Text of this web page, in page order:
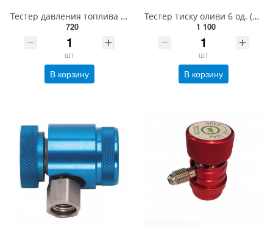
Тестер давления топлива и вакуума в наборе с резьбовыми адаптерами (9 предметов) в кейсе ROCKFORCE R
720
шт
В корзину
Тестер тиску оливи 6 од. (ХЗСО) FPTK0301
1 100
шт
В корзину